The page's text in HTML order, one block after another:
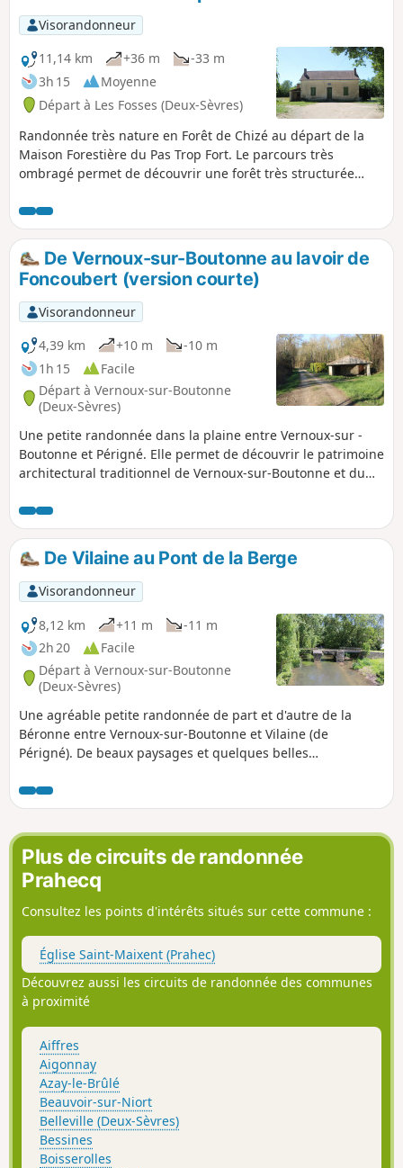
Visorandonneur
11,14 km
+36 m
-33 m
3h 15
Moyenne
Départ à Les Fosses (Deux-Sèvres)
Randonnée très nature en Forêt de Chizé au départ de la
Maison Forestière du Pas Trop Fort. Le parcours très
ombragé permet de découvrir une forêt très structurée
chemins, etc. La seconde partie emprunte un chemin qui
serpente davantage rompant la monotonie que l'on ressent
parfois en forêt.
De Vernoux-sur-Boutonne au lavoir de
Foncoubert (version courte)
Visorandonneur
4,39 km
+10 m
-10 m
1h 15
Facile
Départ à Vernoux-sur-Boutonne
(Deux-Sèvres)
Une petite randonnée dans la plaine entre Vernoux-sur -
Boutonne et Périgné. Elle permet de découvrir le patrimoine
architectural traditionnel de Vernoux-sur-Boutonne et du
et les paysages de la plaine.
De Vilaine au Pont de la Berge
Visorandonneur
8,12 km
+11 m
-11 m
2h 20
Facile
Départ à Vernoux-sur-Boutonne
(Deux-Sèvres)
Une agréable petite randonnée de part et d'autre de la
Béronne entre Vernoux-sur-Boutonne et Vilaine (de
Périgné). De beaux paysages et quelques belles
selon d'autres sources), de beaux exemples de bâti
traditionnel et un patrimoine naturel plaisant.
Plus de circuits de randonnée
Prahecq
Consultez les points d'intérêts situés sur cette commune :
Église Saint-Maixent (Prahec)
Découvrez aussi les circuits de randonnée des communes
à proximité
Aiffres
Aigonnay
Azay-le-Brûlé
Beauvoir-sur-Niort
Belleville (Deux-Sèvres)
Bessines
Boisserolles